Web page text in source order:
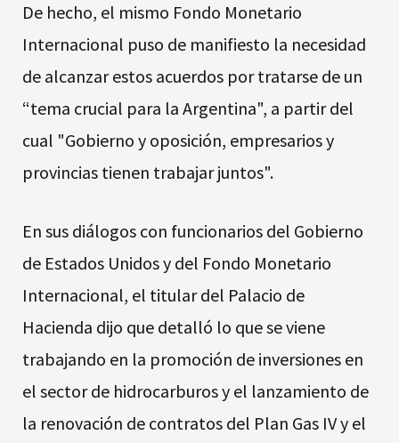
De hecho, el mismo Fondo Monetario
Internacional puso de manifiesto la necesidad
de alcanzar estos acuerdos por tratarse de un
“tema crucial para la Argentina", a partir del
cual "Gobierno y oposición, empresarios y
provincias tienen trabajar juntos".
En sus diálogos con funcionarios del Gobierno
de Estados Unidos y del Fondo Monetario
Internacional, el titular del Palacio de
Hacienda dijo que detalló lo que se viene
trabajando en la promoción de inversiones en
el sector de hidrocarburos y el lanzamiento de
la renovación de contratos del Plan Gas IV y el